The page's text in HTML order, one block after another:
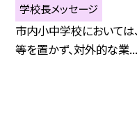
学校長メッセージ
市内小中学校においては、
等を置かず、対外的な業...